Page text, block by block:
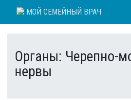
МОЙ СЕМЕЙНЫЙ ВРАЧ
Органы: Черепно-
нервы